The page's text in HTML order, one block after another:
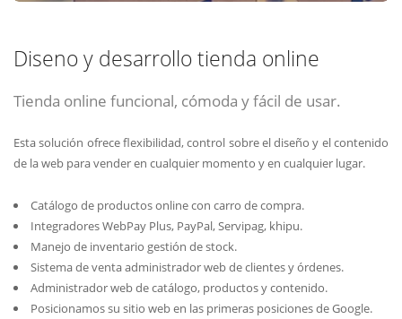
Diseno y desarrollo tienda online
Tienda online funcional, cómoda y fácil de usar.
Esta solución ofrece flexibilidad, control sobre el diseño y el contenido
de la web para vender en cualquier momento y en cualquier lugar.
Catálogo de productos online con carro de compra.
Integradores WebPay Plus, PayPal, Servipag, khipu.
Manejo de inventario gestión de stock.
Sistema de venta administrador web de clientes y órdenes.
Administrador web de catálogo, productos y contenido.
Posicionamos su sitio web en las primeras posiciones de Google.